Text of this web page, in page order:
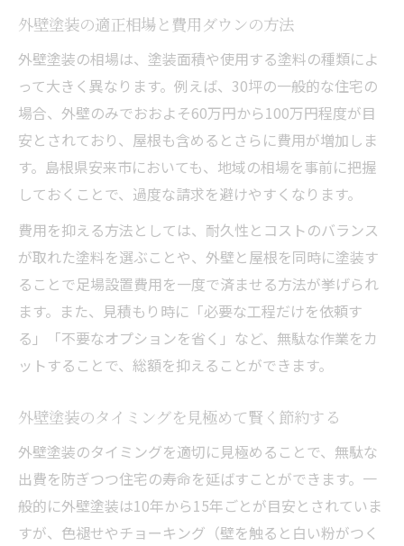
外壁塗装の適正相場と費用ダウンの方法
外壁塗装の相場は、塗装面積や使用する塗料の種類によ
って大きく異なります。例えば、30坪の一般的な住宅の
場合、外壁のみでおおよそ60万円から100万円程度が目
安とされており、屋根も含めるとさらに費用が増加しま
す。島根県安来市においても、地域の相場を事前に把握
しておくことで、過度な請求を避けやすくなります。
費用を抑える方法としては、耐久性とコストのバランス
が取れた塗料を選ぶことや、外壁と屋根を同時に塗装す
ることで足場設置費用を一度で済ませる方法が挙げられ
ます。また、見積もり時に「必要な工程だけを依頼す
る」「不要なオプションを省く」など、無駄な作業をカ
ットすることで、総額を抑えることができます。
外壁塗装のタイミングを見極めて賢く節約する
外壁塗装のタイミングを適切に見極めることで、無駄な
出費を防ぎつつ住宅の寿命を延ばすことができます。一
般的に外壁塗装は10年から15年ごとが目安とされていま
すが、色褪せやチョーキング（壁を触ると白い粉がつく